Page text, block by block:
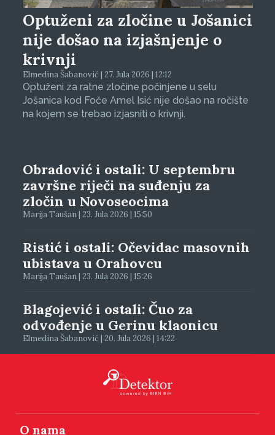
Optuženi za zločine u Jošanici
nije došao na izjašnjenje o
krivnji
Elmedina Šabanović | 27. Jula 2026 | 12:12
Optuženi za ratne zločine počinjene u selu
Jošanica kod Foče Amel Isić nije došao na ročište
na kojem se trebao izjasniti o krivnji.
Obradović i ostali: U septembru
završne riječi na suđenju za
zločin u Novoseocima
Marija Taušan | 23. Jula 2026 | 15:50
Ristić i ostali: Očevidac masovnih
ubistava u Orahovcu
Marija Taušan | 23. Jula 2026 | 15:26
Blagojević i ostali: Čuo za
odvođenje u Gerinu klaonicu
Elmedina Šabanović | 20. Jula 2026 | 14:22
O nama